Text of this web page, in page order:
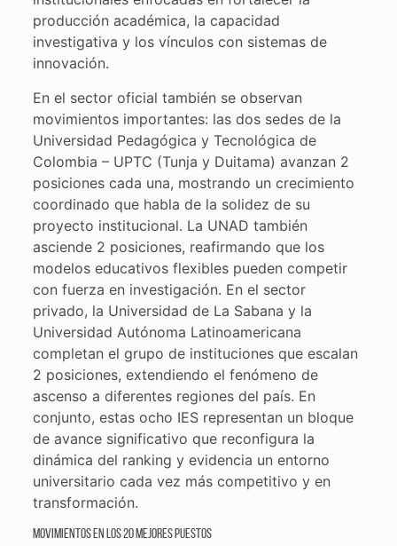
producción académica, la capacidad
investigativa y los vínculos con sistemas de
innovación.
En el sector oficial también se observan
movimientos importantes: las dos sedes de la
Universidad Pedagógica y Tecnológica de
Colombia – UPTC (Tunja y Duitama) avanzan 2
posiciones cada una, mostrando un crecimiento
coordinado que habla de la solidez de su
proyecto institucional. La UNAD también
asciende 2 posiciones, reafirmando que los
modelos educativos flexibles pueden competir
con fuerza en investigación. En el sector
privado, la Universidad de La Sabana y la
Universidad Autónoma Latinoamericana
completan el grupo de instituciones que escalan
2 posiciones, extendiendo el fenómeno de
ascenso a diferentes regiones del país. En
conjunto, estas ocho IES representan un bloque
de avance significativo que reconfigura la
dinámica del ranking y evidencia un entorno
universitario cada vez más competitivo y en
transformación.
Movimientos en los 20 mejores puestos